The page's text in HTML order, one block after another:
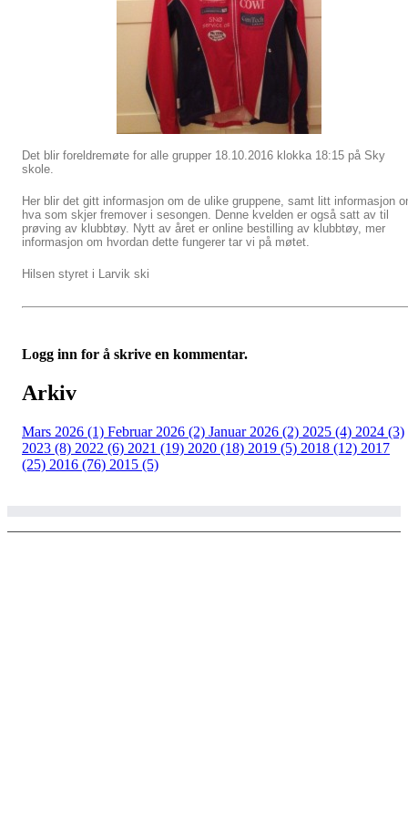
Det blir foreldremøte for alle grupper 18.10.2016 klokka 18:15 på Sky
skole.
Her blir det gitt informasjon om de ulike gruppene, samt litt informasjon
hva som skjer fremover i sesongen. Denne kvelden er også satt av til
prøving av klubbtøy. Nytt av året er online bestilling av klubbtøy, mer
informasjon om hvordan dette fungerer tar vi på møtet.
Hilsen styret i Larvik ski
Logg inn for å skrive en kommentar.
Arkiv
Mars 2026 (1) Februar 2026 (2) Januar 2026 (2) 2025 (4) 2024 (3)
2023 (8) 2022 (6) 2021 (19) 2020 (18) 2019 (5) 2018 (12) 2017
(25) 2016 (76) 2015 (5)